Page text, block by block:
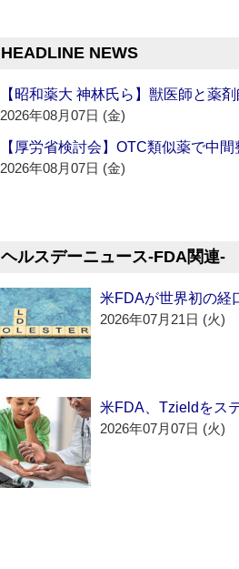
HEADLINE NEWS
【昭和薬大 神林氏ら】獣医師と薬
2026年08月07日 (金)
【厚労省検討会】OTC類似薬で中
2026年08月07日 (金)
ヘルスデーニュース‐FDA関連‐
米FDAが世界初の経
2026年07月21日 (火)
米FDA、Tzieldをス
2026年07月07日 (火)